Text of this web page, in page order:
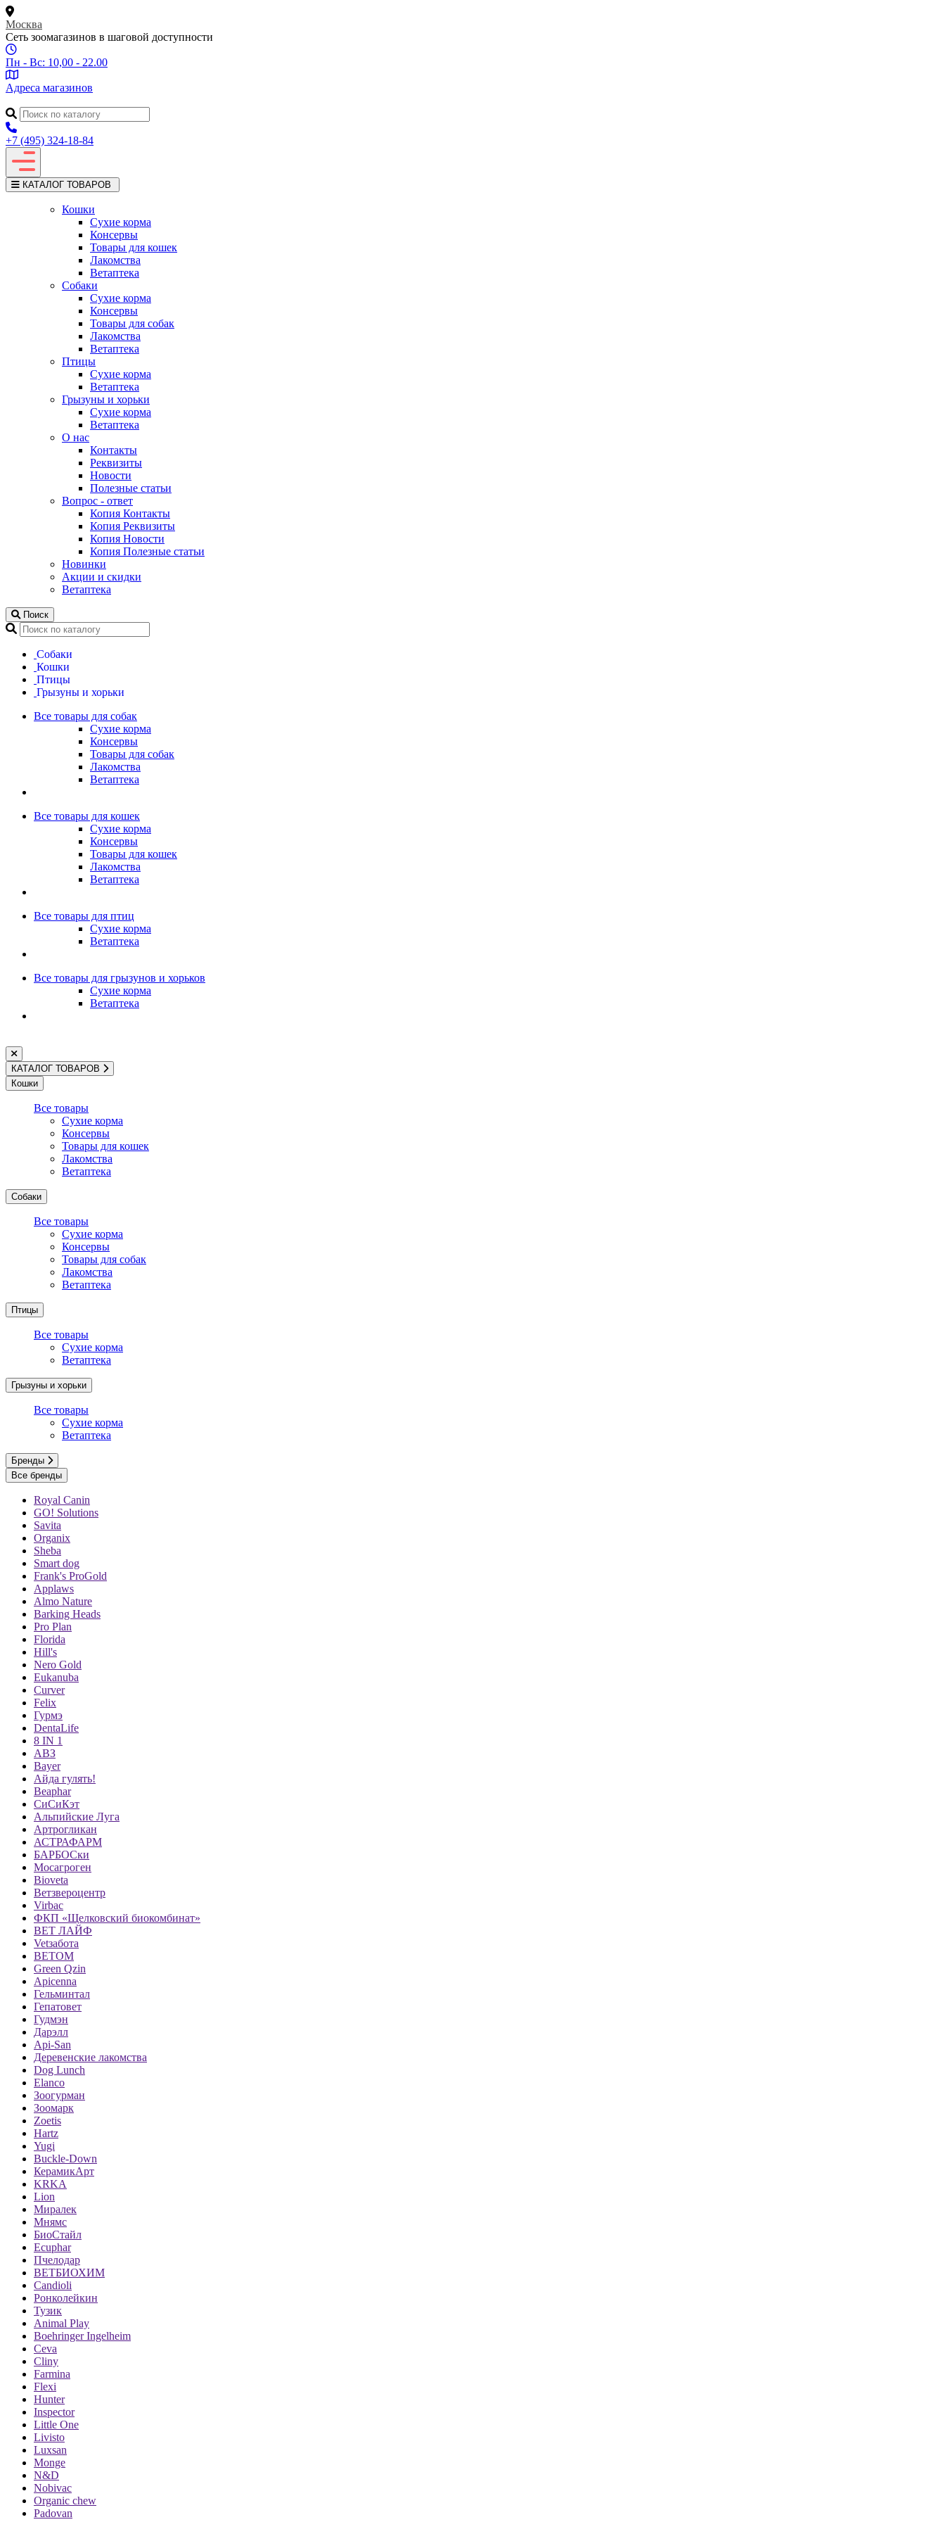
Москва
Сеть зоомагазинов в шаговой доступности
Пн - Вс: 10,00 - 22.00
Адреса магазинов
+7 (495) 324-18-84
КАТАЛОГ ТОВАРОВ
Кошки
Сухие корма
Консервы
Товары для кошек
Лакомства
Ветаптека
Собаки
Сухие корма
Консервы
Товары для собак
Лакомства
Ветаптека
Птицы
Сухие корма
Ветаптека
Грызуны и хорьки
Сухие корма
Ветаптека
О нас
Контакты
Реквизиты
Новости
Полезные статьи
Вопрос - ответ
Копия Контакты
Копия Реквизиты
Копия Новости
Копия Полезные статьи
Новинки
Акции и скидки
Ветаптека
Поиск
собаки
кошки
птицы
грызуны и хорьки
Все товары для собак
Сухие корма
Консервы
Товары для собак
Лакомства
Ветаптека
Все товары для кошек
Сухие корма
Консервы
Товары для кошек
Лакомства
Ветаптека
Все товары для птиц
Сухие корма
Ветаптека
Все товары для грызунов и хорьков
Сухие корма
Ветаптека
КАТАЛОГ ТОВАРОВ
Кошки
Все товары
Сухие корма
Консервы
Товары для кошек
Лакомства
Ветаптека
Собаки
Все товары
Сухие корма
Консервы
Товары для собак
Лакомства
Ветаптека
Птицы
Все товары
Сухие корма
Ветаптека
Грызуны и хорьки
Все товары
Сухие корма
Ветаптека
Бренды
Все бренды
Royal Canin
GO! Solutions
Savita
Organix
Sheba
Smart dog
Frank's ProGold
Applaws
Almo Nature
Barking Heads
Pro Plan
Florida
Hill's
Nero Gold
Eukanuba
Curver
Felix
Гурмэ
DentaLife
8 IN 1
АВЗ
Bayer
Айда гулять!
Beaphar
СиСиКэт
Альпийские Луга
Артрогликан
АСТРАФАРМ
БАРБОСки
Мосагроген
Bioveta
Ветзвероцентр
Virbac
ФКП «Щелковский биокомбинат»
ВЕТ ЛАЙФ
Vetзабота
ВЕТОМ
Green Qzin
Apicenna
Гельминтал
Гепатовет
Гудмэн
Дарэлл
Api-San
Деревенские лакомства
Dog Lunch
Elanco
Зоогурман
Зоомарк
Zoetis
Hartz
Yugi
Buckle-Down
КерамикАрт
KRKA
Lion
Миралек
Мнямс
БиоСтайл
Ecuphar
Пчелодар
ВЕТБИОХИМ
Candioli
Ронколейкин
Тузик
Animal Play
Boehringer Ingelheim
Ceva
Cliny
Farmina
Flexi
Hunter
Inspector
Little One
Livisto
Luxsan
Monge
N&D
Nobivac
Organic chew
Padovan